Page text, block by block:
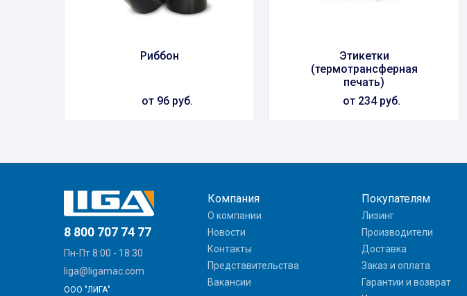
Риббон
от 96 руб.
Этикетки
(термотрансферная
печать)
от 234 руб.
8 800 707 74 77
Пн-Пт 8:00 - 18:30
liga@ligamac.com
ООО "ЛИГА"
Компания
О компании
Новости
Контакты
Представительства
Вакансии
Покупателям
Лизинг
Производители
Доставка
Заказ и оплата
Гарантии и возврат